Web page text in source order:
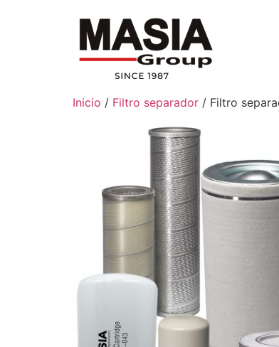
Inicio / Filtro separador / Filtro